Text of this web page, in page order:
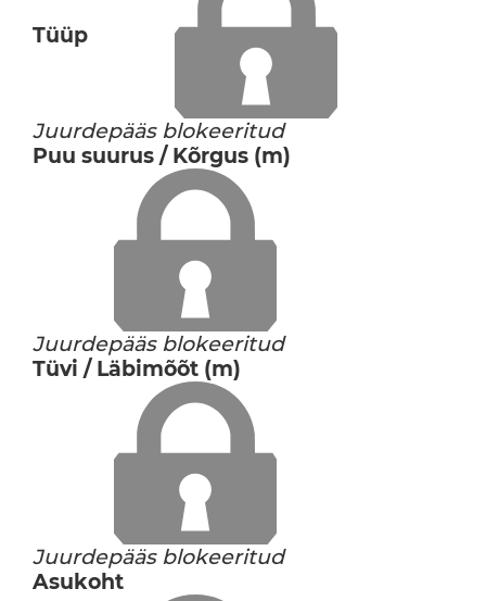
Tüüp
Juurdepääs blokeeritud
Puu suurus / Kõrgus (m)
Juurdepääs blokeeritud
Tüvi / Läbimõõt (m)
Juurdepääs blokeeritud
Asukoht